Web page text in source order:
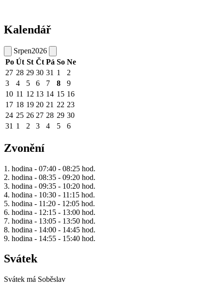
Kalendář
Srpen2026
Po Út St Čt Pá So Ne
27 28 29 30 31 1
2
3
4 5 6 7 8
9
10 11 12 13 14 15 16
17 18 19 20 21 22 23
24 25 26 27 28 29 30
31 1 2 3 4 5 6
Zvonění
1. hodina - 07:40 - 08:25 hod.
2. hodina - 08:35 - 09:20 hod.
3. hodina - 09:35 - 10:20 hod.
4. hodina - 10:30 - 11:15 hod.
5. hodina - 11:20 - 12:05 hod.
6. hodina - 12:15 - 13:00 hod.
7. hodina - 13:05 - 13:50 hod.
8. hodina - 14:00 - 14:45 hod.
9. hodina - 14:55 - 15:40 hod.
Svátek
Svátek má Soběslav